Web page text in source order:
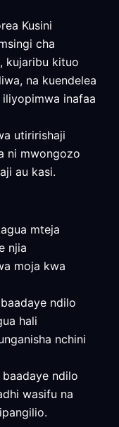
Kusini
cha
kujaribu kituo
na kuendelea
inafaa
utiririshaji
ni mwongozo
au kasi.
mteja
njia
moja kwa
ndilo
hali
nchini
baadaye ndilo
wasifu na